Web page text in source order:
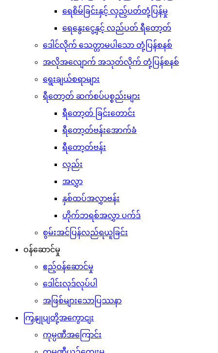
ရေစိမ်ခြင်းနှင့် လှည့်ပတ်တုံ့ပြန်မှု
ရေနွေးငွေ့နှင့် လည်ပတ် ရီတော့တ်
ဒေါင်လိုက် သေတ္တာမပါသော တုံ့ပြန်စနစ်
အလိုအလျောက် အသုတ်လိုက် တုံ့ပြန်စနစ်
ရွေးချယ်စရာများ
ရီတော့တ် ဆက်စပ်ပစ္စည်းများ
ရီတော့တ် ခြင်းတောင်း
ရီတော့တ်ဗန်းအောက်ခံ
ရီတော့တ်ဗန်း
လှည်း
အလွှာ
နှစ်ထပ်အလွှာဗန်း
ဟိုက်ဘရစ်အလွှာ ပက်ဒ်
စွမ်းအင်ပြန်လည်ရယူခြင်း
ဝန်ဆောင်မှု
ဧည့်ဝန်ဆောင်မှု
ဒေါင်းလုဒ်လုပ်ပါ
အဖြစ်များသောပြဿနာ
ကြှနျုပျတို့အကွောငျး
ကုမ္ပဏီအကြောင်း